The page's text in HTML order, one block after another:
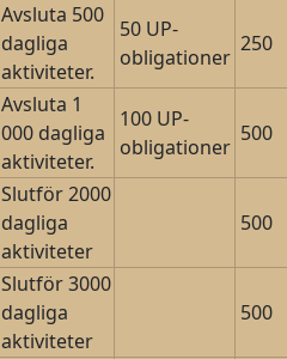
Avsluta 500
dagliga
aktiviteter.
50 UP-
obligationer
250
Avsluta 1
000 dagliga
aktiviteter.
100 UP-
obligationer
500
Slutför 2000
dagliga
aktiviteter
500
Slutför 3000
dagliga
aktiviteter
500